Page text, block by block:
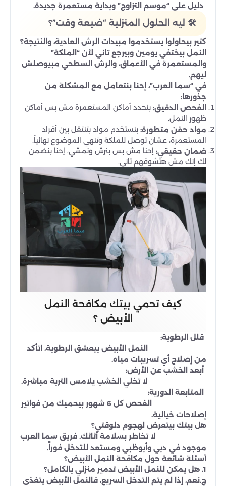
دليل على “موسم التزاوج” وبداية مستعمرة جديدة.
🛠️ ليه الحلول المنزلية “ضيعة وقت”؟
كتير بيحاولوا يستخدموا مبيدات الرش العادية، والنتيجة؟
النمل بيختفي يومين وبيرجع تاني لأن “الملكة”
والمستعمرة في الأعماق، والرش السطحي مبيوصلش
ليهم.
في “سما العرب”، إحنا بنتعامل مع المشكلة من
جذورها:
الفحص الدقيق: بنحدد أماكن المستعمرة مش بس أماكن
ظهور النمل.
مواد حقن متطورة: بنستخدم مواد بتنتقل بين أفراد
المستعمرة، عشان توصل للملكة وتنهي الموضوع نهائياً.
ضمان حقيقي: إحنا مش بس بنرش ونمشي، إحنا بنضمن
لك إنك مش هتشوفهم تاني.
كيف تحمي بيتك مكافحة النمل
الأبيض ؟
قلل الرطوبة:
النمل الأبيض بيعشق الرطوبة، اتأكد
من إصلاح أي تسريبات مياه.
أبعد الخشب عن الأرض:
لا تخلي الخشب يلامس التربة مباشرة.
المتابعة الدورية:
الفحص كل 6 شهور بيحميك من فواتير
إصلاحات خيالية.
هل بيتك بيتعرض لهجوم دلوقتي؟
لا تخاطر بسلامة أثاثك. فريق سما العرب
موجود في دبي وأبوظبي ومستعد للتدخل فوراً.
أسئلة شائعة حول مكافحة النمل الأبيض؟
1. هل يمكن للنمل الأبيض تدمير منزلي بالكامل؟
ج.نعم، إذا لم يتم التدخل السريع، فالنمل الأبيض يتغذى